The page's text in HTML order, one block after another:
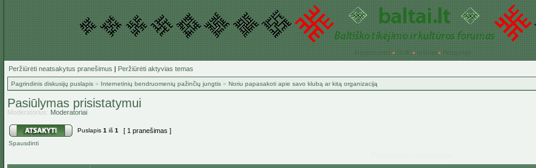
• • •
Peržiūrėti neatsakytus pranešimus | Peržiūrėti aktyvias temas
Pagrindinis diskusijų puslapis » Internetinių bendruomenių pažinčių jungtis » Noriu papasakoti apie savo klubą ar kitą organizaciją
Pasiūlymas prisistatymui
Moderatorius: Moderatoriai
Puslapis 1 iš 1 [ 1 pranešimas ]
Spausdinti